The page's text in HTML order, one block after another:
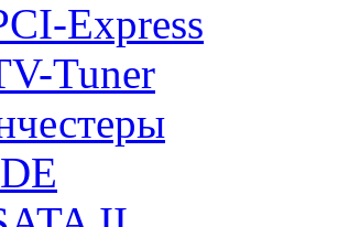
Express
Tuner